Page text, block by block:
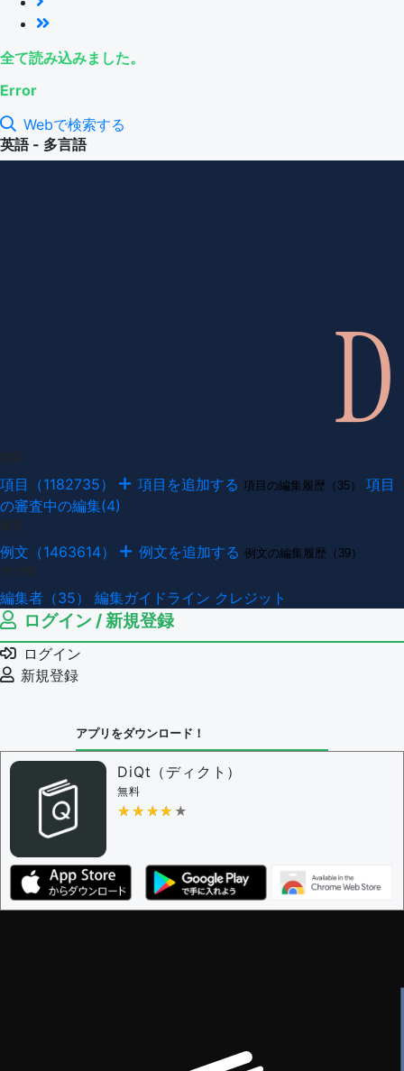
全て読み込みました。
Error
Webで検索する
英語 - 多言語
項目（1182735） 項目を追加する 項目の編集履歴（35）
項目
の審査中の編集(4)
例文（1463614） 例文を追加する 例文の編集履歴（39）
編集者（35） 編集ガイドライン クレジット
ログイン / 新規登録
ログイン
新規登録
アプリをダウンロード！
DiQt（ディクト）
無料
★★★★★
★★★★★